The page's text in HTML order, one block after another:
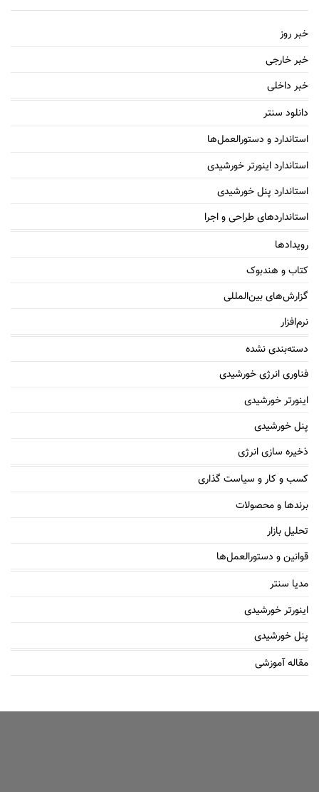
خبر روز
خبر خارجی
خبر داخلی
دانلود سنتر
استاندارد و دستورالعمل‌ها
استاندارد اینورتر خورشیدی
استاندارد پنل خورشیدی
استانداردهای طراحی و اجرا
رویدادها
کتاب و هندبوک
گزارش‌های بین‌المللی
نرم‌افزار
دسته‌بندی نشده
فناوری انرژی خورشیدی
اینورتر خورشیدی
پنل خورشیدی
ذخیره سازی انرژی
کسب و کار و سیاست گذاری
برندها و محصولات
تحلیل بازار
قوانین و دستورالعمل‌ها
مدیا سنتر
اینورتر خورشیدی
پنل خورشیدی
مقاله آموزشی